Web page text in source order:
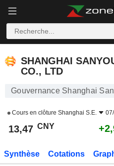
SHANGHAI
CO., LTD
Gouvernance Shanghai
Cours en clôture Shanghai S.E.
13,47 CNY
Synthèse Cotations